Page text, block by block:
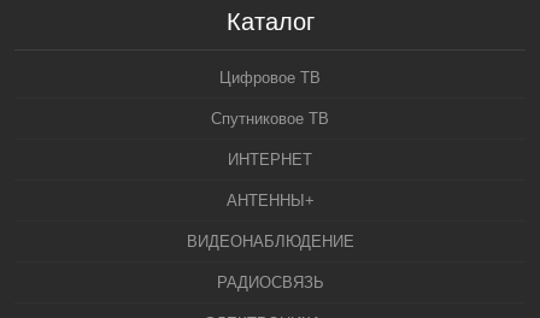
Каталог
Цифровое ТВ
Спутниковое ТВ
ИНТЕРНЕТ
АНТЕННЫ+
ВИДЕОНАБЛЮДЕНИЕ
РАДИОСВЯЗЬ